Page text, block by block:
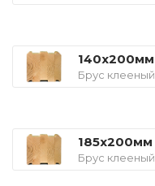
140х200мм
Брус клееный
185х200мм
Брус клееный